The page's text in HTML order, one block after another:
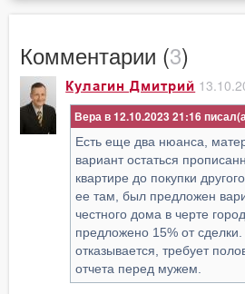
Комментарии (3)
Кулагин Дмитрий
Вера в 12.10.2023 21:16
Есть еще два нюанса,
вариант остаться
квартире до покупки
ее там, был предложен
честного дома в черте
предложено 15% от
отказывается, требует
отчета перед мужем.